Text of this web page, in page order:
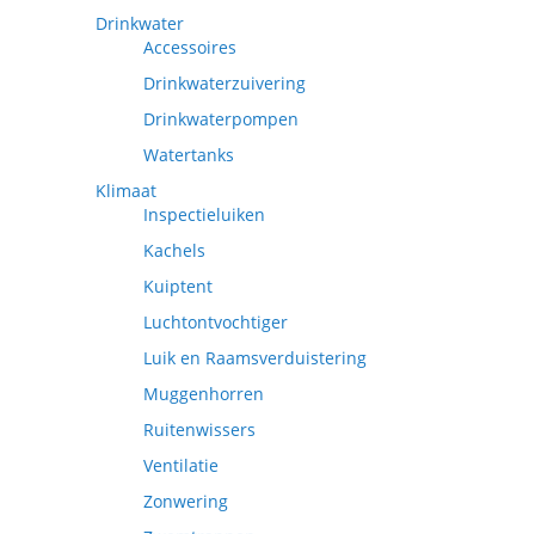
Drinkwater
Accessoires
Drinkwaterzuivering
Drinkwaterpompen
Watertanks
Klimaat
Inspectieluiken
Kachels
Kuiptent
Luchtontvochtiger
Luik en Raamsverduistering
Muggenhorren
Ruitenwissers
Ventilatie
Zonwering